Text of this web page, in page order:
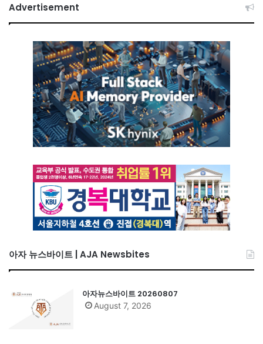
Advertisement
아자 뉴스바이트 | AJA Newsbites
아자뉴스바이트 20260807
August 7, 2026